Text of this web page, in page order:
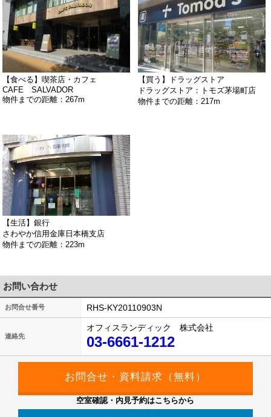
【食べる】喫茶店・カフェ
CAFE SALVADOR
物件までの距離：267m
【買う】ドラッグストア
ドラッグストア：トモズ茅場町店
物件までの距離：217m
【生活】銀行
さわやか信用金庫日本橋支店
物件までの距離：223m
お問い合わせ
お問合せ番号 RHS-KY20110903N
連絡先
オフィスランディック 株式会社
03-6661-1212
空室確認・内見予約はこちらから